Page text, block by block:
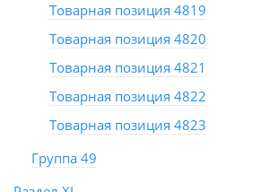
Товарная позиция 4819
Товарная позиция 4820
Товарная позиция 4821
Товарная позиция 4822
Товарная позиция 4823
Группа 49